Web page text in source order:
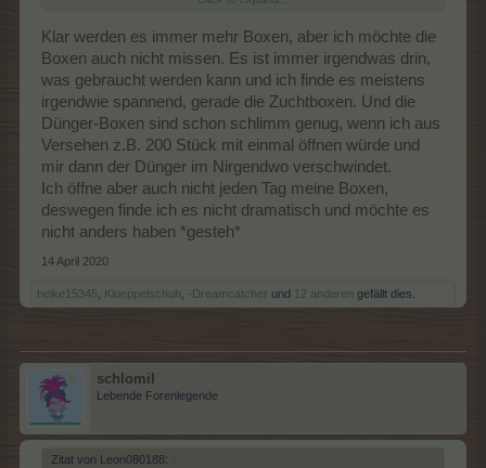
Klar werden es immer mehr Boxen, aber ich möchte die
Boxen auch nicht missen. Es ist immer irgendwas drin,
was gebraucht werden kann und ich finde es meistens
irgendwie spannend, gerade die Zuchtboxen. Und die
Dünger-Boxen sind schon schlimm genug, wenn ich aus
Versehen z.B. 200 Stück mit einmal öffnen würde und
mir dann der Dünger im Nirgendwo verschwindet.
Ich öffne aber auch nicht jeden Tag meine Boxen,
deswegen finde ich es nicht dramatisch und möchte es
nicht anders haben *gesteh*
14 April 2020
heike15345 Kloeppelschuh -Dreamcatcher und 12 anderen gefällt dies.
schlomil
Lebende Forenlegende
Zitat von Leon080188: ↑